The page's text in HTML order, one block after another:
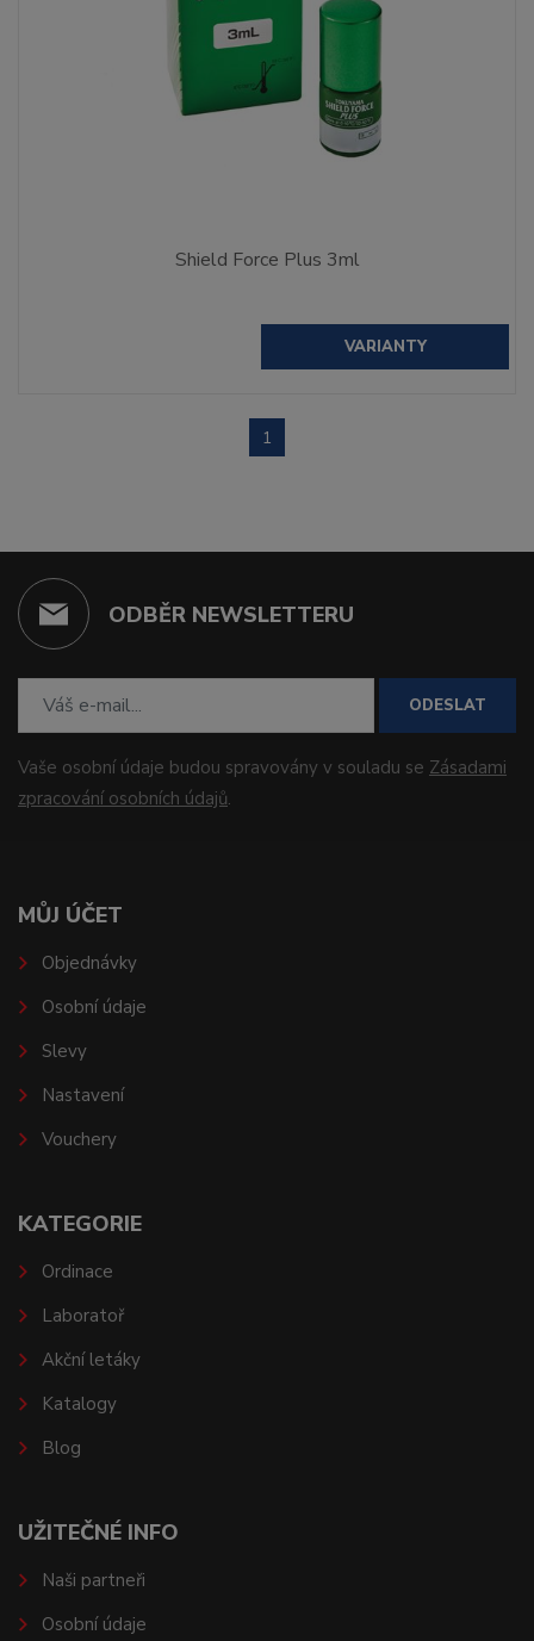
Shield Force Plus 3ml
VARIANTY
1
ODBĚR NEWSLETTERU
ODESLAT
Vaše osobní údaje budou spravovány v souladu se Zásadami
zpracování osobních údajů.
MŮJ ÚČET
Objednávky
Osobní údaje
Slevy
Nastavení
Vouchery
KATEGORIE
Ordinace
Laboratoř
Akční letáky
Katalogy
Blog
UŽITEČNÉ INFO
Naši partneři
Osobní údaje